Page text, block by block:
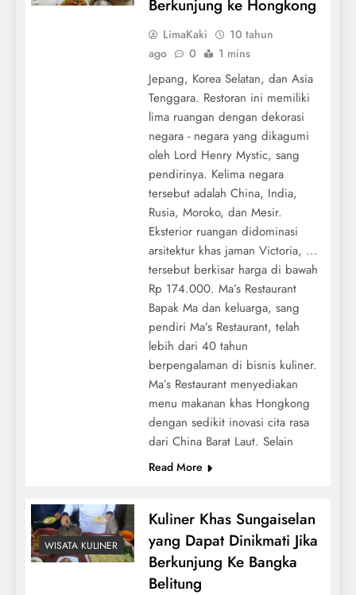
Berkunjung ke Hongkong
LimaKaki
10 tahun
ago
0 1 mins
Jepang, Korea Selatan, dan Asia
Tenggara. Restoran ini memiliki
lima ruangan dengan dekorasi
negara - negara yang dikagumi
oleh Lord Henry Mystic, sang
pendirinya. Kelima negara
tersebut adalah China, India,
Rusia, Moroko, dan Mesir.
Eksterior ruangan didominasi
arsitektur khas jaman Victoria, ...
tersebut berkisar harga di bawah
Rp 174.000. Ma’s Restaurant
Bapak Ma dan keluarga, sang
pendiri Ma’s Restaurant, telah
lebih dari 40 tahun
berpengalaman di bisnis kuliner.
Ma’s Restaurant menyediakan
menu makanan khas Hongkong
dengan sedikit inovasi cita rasa
dari China Barat Laut. Selain
Read More
WISATA KULINER
Kuliner Khas Sungaiselan
yang Dapat Dinikmati Jika
Berkunjung Ke Bangka
Belitung